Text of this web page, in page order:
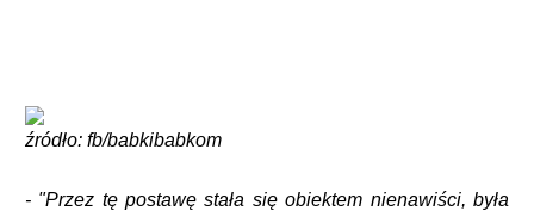
źródło: fb/babkibabkom
- "Przez tę postawę stała się obiektem nienawiści, była